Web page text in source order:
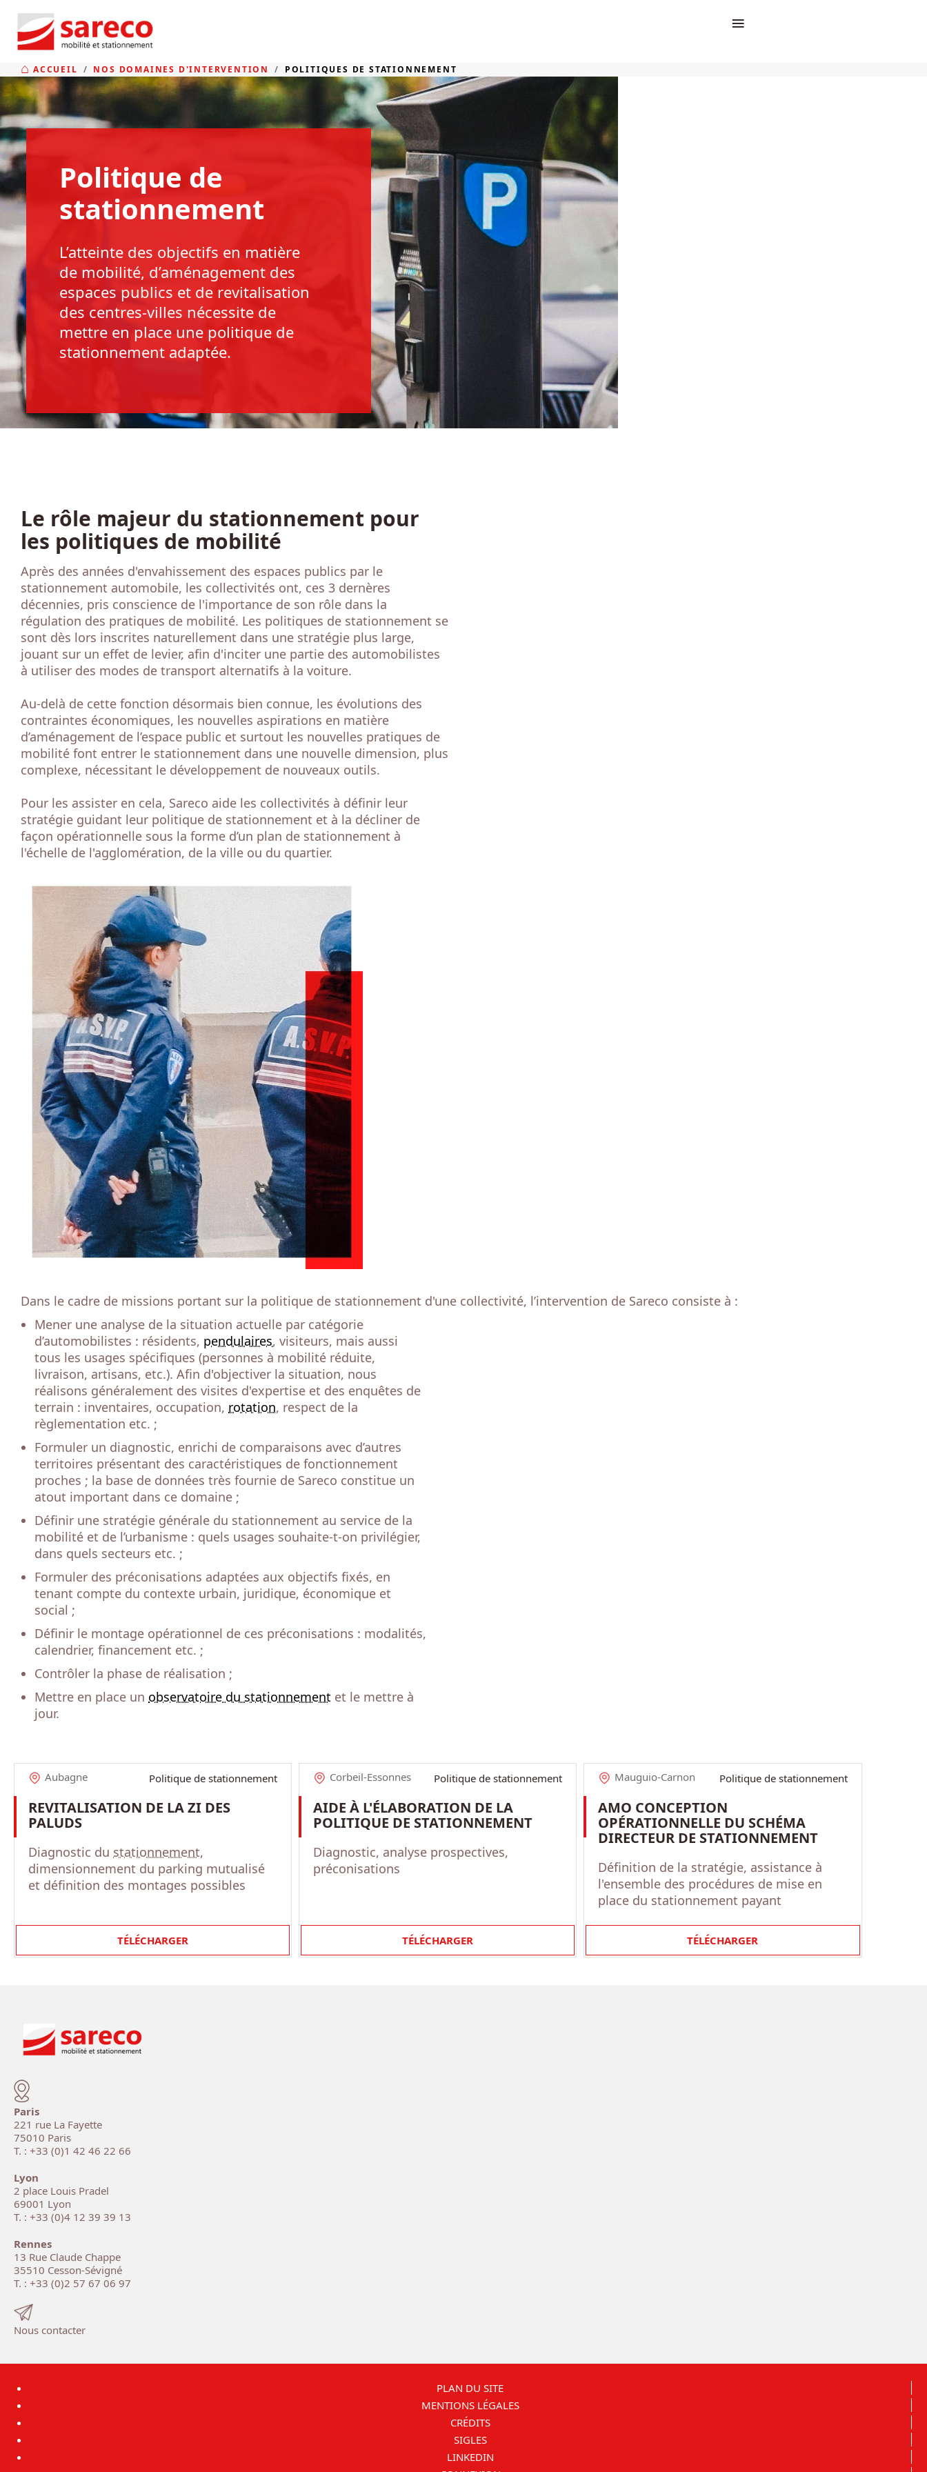
≡
ACCUEIL NOS DOMAINES D'INTERVENTION POLITIQUES DE STATIONNEMENT
Politique de
stationnement
L’atteinte des objectifs en matière
de mobilité, d’aménagement des
espaces publics et de revitalisation
des centres-villes nécessite de
mettre en place une politique de
stationnement adaptée.
Le rôle majeur du stationnement pour
les politiques de mobilité
Après des années d'envahissement des espaces publics par le
stationnement automobile, les collectivités ont, ces 3 dernères
décennies, pris conscience de l'importance de son rôle dans la
régulation des pratiques de mobilité. Les politiques de stationnement se
sont dès lors inscrites naturellement dans une stratégie plus large,
jouant sur un effet de levier, afin d'inciter une partie des automobilistes
à utiliser des modes de transport alternatifs à la voiture.
Au-delà de cette fonction désormais bien connue, les évolutions des
contraintes économiques, les nouvelles aspirations en matière
d’aménagement de l’espace public et surtout les nouvelles pratiques de
mobilité font entrer le stationnement dans une nouvelle dimension, plus
complexe, nécessitant le développement de nouveaux outils.
Pour les assister en cela, Sareco aide les collectivités à définir leur
stratégie guidant leur politique de stationnement et à la décliner de
façon opérationnelle sous la forme d’un plan de stationnement à
l'échelle de l'agglomération, de la ville ou du quartier.
Dans le cadre de missions portant sur la politique de stationnement d'une collectivité, l’intervention de Sareco consiste à :
Mener une analyse de la situation actuelle par catégorie
d’automobilistes : résidents, pendulaires, visiteurs, mais aussi
tous les usages spécifiques (personnes à mobilité réduite,
livraison, artisans, etc.). Afin d'objectiver la situation, nous
réalisons généralement des visites d'expertise et des enquêtes de
terrain : inventaires, occupation, rotation, respect de la
règlementation etc. ;
Formuler un diagnostic, enrichi de comparaisons avec d’autres
territoires présentant des caractéristiques de fonctionnement
proches ; la base de données très fournie de Sareco constitue un
atout important dans ce domaine ;
Définir une stratégie générale du stationnement au service de la
mobilité et de l’urbanisme : quels usages souhaite-t-on privilégier,
dans quels secteurs etc. ;
Formuler des préconisations adaptées aux objectifs fixés, en
tenant compte du contexte urbain, juridique, économique et
social ;
Définir le montage opérationnel de ces préconisations : modalités,
calendrier, financement etc. ;
Contrôler la phase de réalisation ;
Mettre en place un observatoire du stationnement et le mettre à
jour.
Politique de stationnement
Aubagne
REVITALISATION DE LA ZI DES
PALUDS
Diagnostic du stationnement,
dimensionnement du parking mutualisé
et définition des montages possibles
TÉLÉCHARGER
Politique de stationnement
Corbeil-Essonnes
AIDE À L'ÉLABORATION DE LA
POLITIQUE DE STATIONNEMENT
Diagnostic, analyse prospectives,
préconisations
TÉLÉCHARGER
Politique de stationnement
Mauguio-Carnon
AMO CONCEPTION
OPÉRATIONNELLE DU SCHÉMA
DIRECTEUR DE STATIONNEMENT
Définition de la stratégie, assistance à
l'ensemble des procédures de mise en
place du stationnement payant
TÉLÉCHARGER
Paris
221 rue La Fayette
75010 Paris
T. : +33 (0)1 42 46 22 66
Lyon
2 place Louis Pradel
69001 Lyon
T. : +33 (0)4 12 39 39 13
Rennes
13 Rue Claude Chappe
35510 Cesson-Sévigné
T. : +33 (0)2 57 67 06 97
Nous contacter
PLAN DU SITE
MENTIONS LÉGALES
CRÉDITS
SIGLES
LINKEDIN